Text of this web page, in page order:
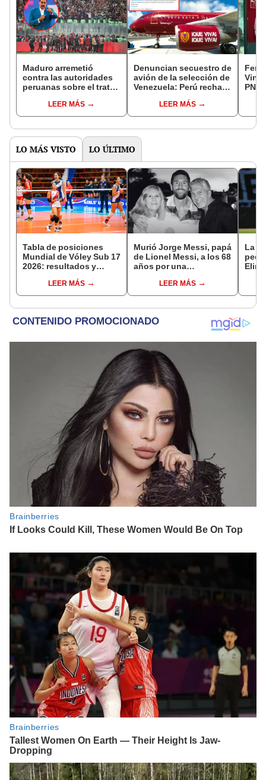
Maduro arremetió
contra las autoridades
peruanas sobre el trato
LEER MÁS
Denuncian secuestro de
avión de la selección de
Venezuela: Perú rechaza
ChávezLEER MÁS
PNP
LO MÁS VISTO LO ÚLTIMO
Tabla de posiciones
Mundial de Vóley Sub 17
2026: resultados y
de gruposLEER MÁS
Murió Jorge Messi, papá
de Lionel Messi, a los 68
años por una
LEER MÁS
La
peor